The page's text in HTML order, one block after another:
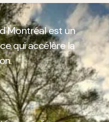
Montréal est un
qui accélère la